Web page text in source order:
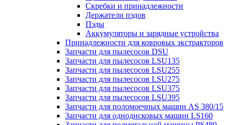
Скребки и принадлежности
Держатели пэдов
Пэды
Аккумуляторы и зарядные устройства
Принадлежности для ковровых экстракторов
Запчасти для пылесосов DSU
Запчасти для пылесосов LSU135
Запчасти для пылесосов LSU255
Запчасти для пылесосов LSU275
Запчасти для пылесосов LSU375
Запчасти для пылесосов LSU395
Запчасти для поломоечных машин AS 380/15
Запчасти для однодисковых машин LS160